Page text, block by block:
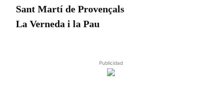
Sant Martí de Provençals
La Verneda i la Pau
Publicidad